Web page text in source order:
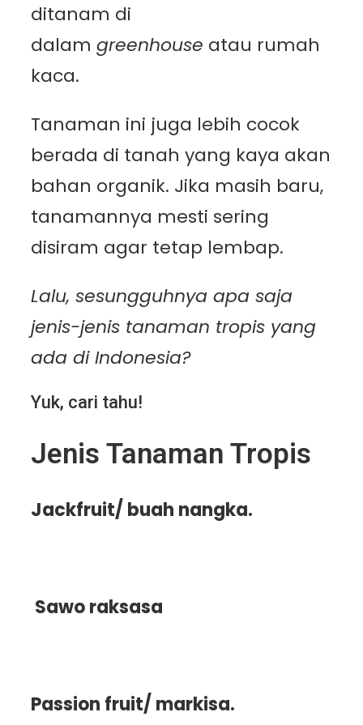
ditanam di
dalam greenhouse atau rumah
kaca.
Tanaman ini juga lebih cocok
berada di tanah yang kaya akan
bahan organik. Jika masih baru,
tanamannya mesti sering
disiram agar tetap lembap.
Lalu, sesungguhnya apa saja
jenis-jenis tanaman tropis yang
ada di Indonesia?
Yuk, cari tahu!
Jenis Tanaman Tropis
Jackfruit/ buah nangka.
Sawo raksasa
Passion fruit/ markisa.